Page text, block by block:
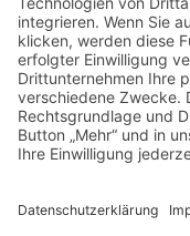
Home
Über uns
Aktueller Fahrzeugbestand
Fahrzeugankauf